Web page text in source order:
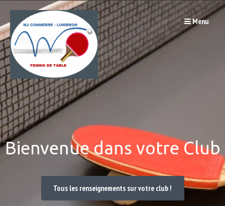
Passer
au
contenu
Menu
Bienvenue dans votre Club
Tous les renseignements sur votre club !